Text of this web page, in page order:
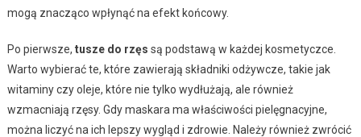
mogą znacząco wpłynąć na efekt końcowy.
Po pierwsze, tusze do rzęs są podstawą w każdej kosmetyczce.
Warto wybierać te, które zawierają składniki odżywcze, takie jak
witaminy czy oleje, które nie tylko wydłużają, ale również
wzmacniają rzęsy. Gdy maskara ma właściwości pielęgnacyjne,
można liczyć na ich lepszy wygląd i zdrowie. Należy również zwrócić